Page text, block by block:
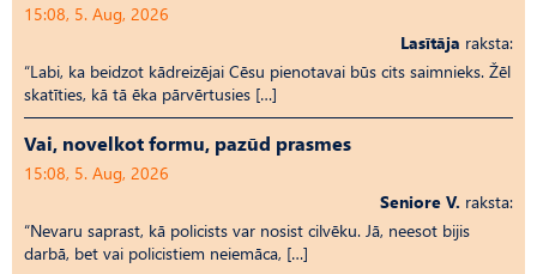
15:08, 5. Aug, 2026
Lasītāja raksta:
“Labi, ka beidzot kādreizējai Cēsu pienotavai būs cits saimnieks. Žēl
skatīties, kā tā ēka pārvērtusies […]
Vai, novelkot formu, pazūd prasmes
15:08, 5. Aug, 2026
Seniore V. raksta:
“Nevaru saprast, kā policists var nosist cilvēku. Jā, neesot bijis
darbā, bet vai policistiem neiemāca, […]